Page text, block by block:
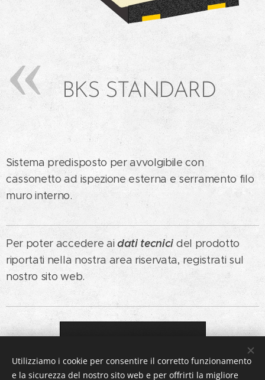
BKS STANDARD
Sistema predisposto per avvolgibile con
cassonetto ad ispezione esterna e serramento filo
muro interno.
Per poter accedere aidati tecnici del prodotto
riportati nella nostra area riservata, registrati sul
nostro sito web.
Utilizziamo i cookie per consentire il corretto funzionamento
e la sicurezza del nostro sito web e per offrirti la migliore